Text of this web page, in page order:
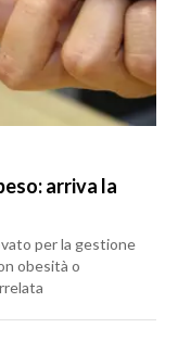
arriva la
per la gestione
obesità o